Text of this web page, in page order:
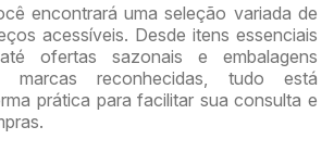
encontrará uma seleção variada de
acessíveis. Desde itens essenciais
ofertas sazonais e embalagens
marcas reconhecidas, tudo está
prática para facilitar sua consulta e